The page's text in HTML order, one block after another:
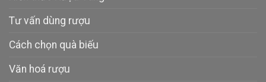
Tư vấn dùng rượu
Cách chọn quà biếu
Văn hoá rượu